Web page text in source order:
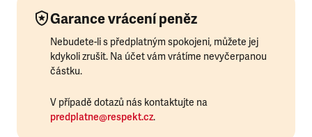
Garance vrácení peněz
Nebudete-li s předplatným spokojeni, můžete jej
kdykoli zrušit. Na účet vám vrátíme nevyčerpanou
částku.
V případě dotazů nás kontaktujte na
predplatne@respekt.cz.